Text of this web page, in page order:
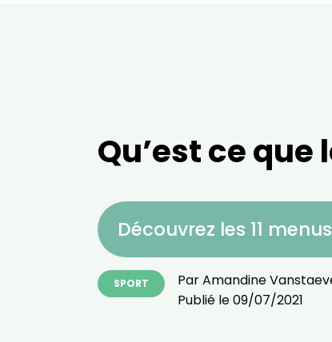
Qu’est ce que
Découvrez les 11
SPORT ParAmandine
Publié le09/07/2021